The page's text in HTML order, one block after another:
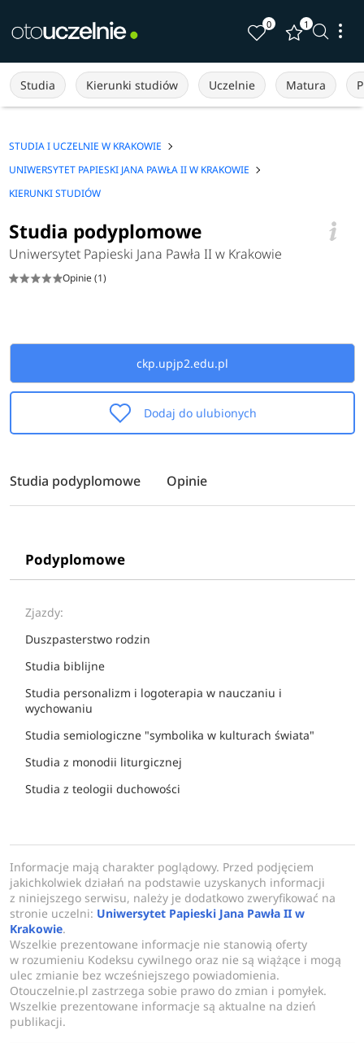
0 1
Studia Kierunki studiów Uczelnie Matura
STUDIA I UCZELNIE W KRAKOWIE
UNIWERSYTET PAPIESKI JANA PAWŁA II W KRAKOWIE
KIERUNKI STUDIÓW
Studia podyplomowe
Uniwersytet Papieski Jana Pawła II w Krakowie
Opinie (1)
Informacje mają charakter poglądowy. Przed podjęciem
jakichkolwiek działań na podstawie uzyskanych informacji
z niniejszego serwisu, należy je dodatkowo zweryfikować na
stronie uczelni: Uniwersytet Papieski Jana Pawła II w
Krakowie.
Wszelkie prezentowane informacje nie stanowią oferty
w rozumieniu Kodeksu cywilnego oraz nie są wiążące i mogą
ulec zmianie bez wcześniejszego powiadomienia.
Otouczelnie.pl zastrzega sobie prawo do zmian i pomyłek.
Wszelkie prezentowane informacje są aktualne na dzień
publikacji.
ckp.upjp2.edu.pl
Dodaj do ulubionych
Studia podyplomowe Opinie
Podyplomowe
Zjazdy:
Duszpasterstwo rodzin
Studia biblijne
Studia personalizm i logoterapia w nauczaniu i
wychowaniu
Studia semiologiczne "symbolika w kulturach świata"
Studia z monodii liturgicznej
Studia z teologii duchowości